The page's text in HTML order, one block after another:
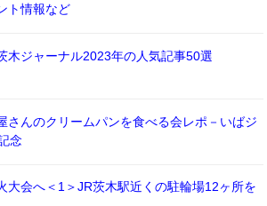
ト情報など
木ジャーナル2023年の人気記事50選
さんのクリームパンを食べる会レポ－いばジ
念
大会へ＜1＞JR茨木駅近くの駐輪場12ヶ所を